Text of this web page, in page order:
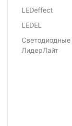
LEDeffect
LEDEL
Светодиодные
ЛидерЛайт